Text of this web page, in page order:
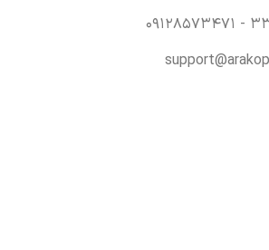
۰۹۱۲۸۵۷۳۴۷۱